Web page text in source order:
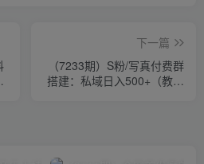
下一篇
（7233期）S粉/写真付费群
搭建：私域日入500+（教程